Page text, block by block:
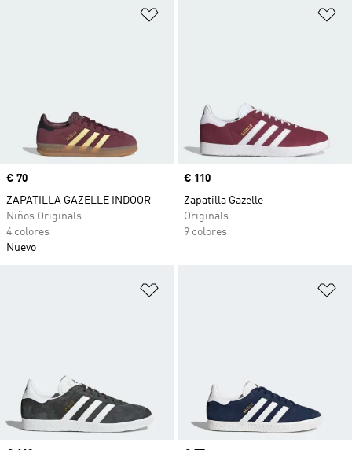
Precio
€ 70
ZAPATILLA GAZELLE INDOOR
Niños Originals
4 colores
Nuevo
Precio
€ 110
Zapatilla Gazelle
Originals
9 colores